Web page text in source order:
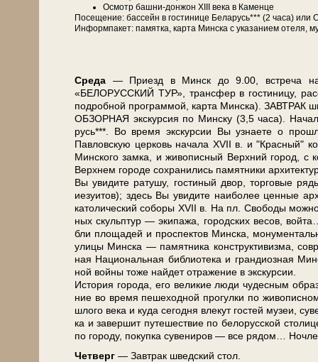
Осмотр башни-донжон ХІІІ ве­ка в Каменце
По­се­ще­ние: бас­сейн в го­сти­ни­це Бе­ла­русь*** (2 ча­са)
Ин­форм­па­кет: па­мят­ка, кар­та Мин­ска с ука­за­ни­ем оте­ля,
Сре­да — При­езд в Минск до 9.00, встре­ча
«БЕЛОРУССКИЙ ТУР», транс­фер в го­сти­ни­цу,
по­дроб­ной про­грам­мой, кар­та Мин­ска). ЗАВ­ТРАК
ОБЗОРНАЯ экскурсия по Мин­ску (3,5 ча­са).
русь***. Во вре­мя экс­кур­сии Вы узна­е­те о
Павловскую цер­ковь на­ча­ла ХVII в. и "Крас­ный"
Мин­ско­го зам­ка, и жи­во­пис­ный Верх­ний го­род, с
Верх­нем го­ро­де со­хра­ни­лись па­мят­ни­ки
Вы уви­ди­те ра­ту­шу, го­сти­ный двор, тор­го­вые
иезуи­тов); здесь Вы уви­ди­те наи­бо­лее цен­ные
ка­то­ли­че­ский со­бо­ры ХVII в. На пл. Сво­бо­ды
ных скульп­тур — эки­па­жа, го­род­ских ве­сов,
бли пло­ща­дей и про­спек­тов Мин­ска,
ули­цы Мин­ска — па­мят­ни­ка кон­ст­рук­ти­виз­ма,
ная На­ци­о­наль­ная биб­лио­те­ка и гран­ди­оз­ная
ной вой­ны то­же най­дет от­ра­же­ние в экс­кур­сии.
История го­ро­да, его ве­ли­кие лю­ди чу­дес­ным
ние во вре­мя пе­ше­ход­ной про­гул­ки по
шло­го ве­ка и ку­да се­год­ня вле­кут го­стей му­зеи,
ка и за­вер­шит пу­те­ше­ствие по бе­ло­рус­ской
по го­ро­ду, по­куп­ка су­ве­ни­ров — все ря­дом…
Чет­верг — Завтрак швед­ский стол.